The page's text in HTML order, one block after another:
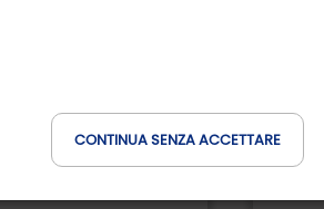
CONTINUA SENZA ACCETTARE
INCONTRATO | COLLOQUIO